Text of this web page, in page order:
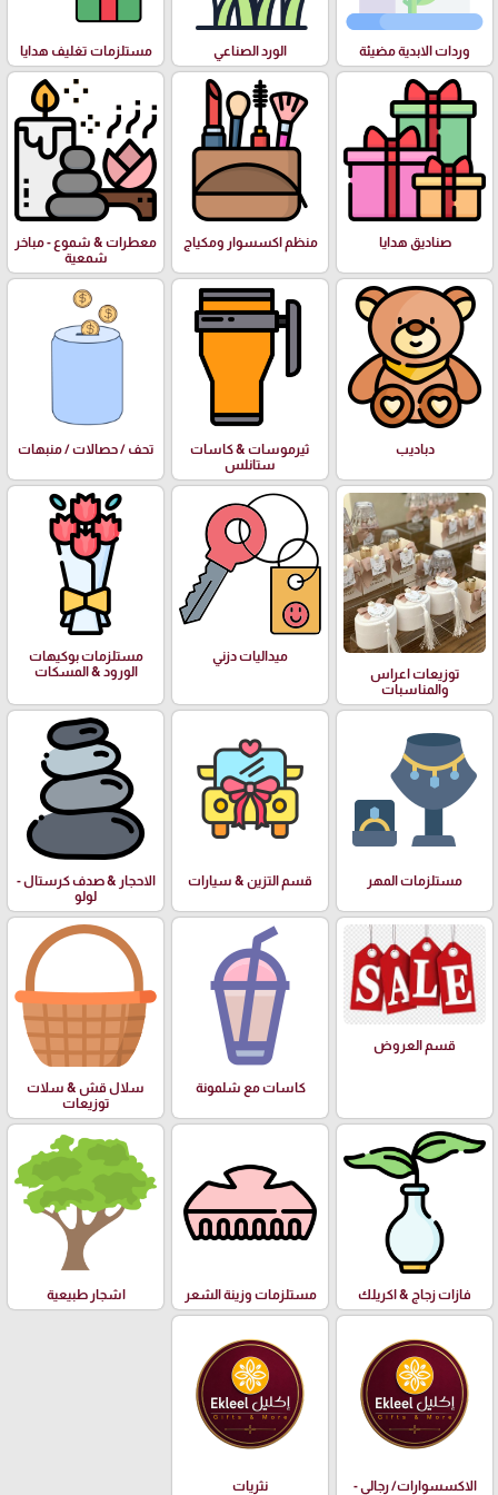
وردات الابدية مضيئة الورد الصناعي مستلزمات تغليف هدايا
صناديق هدايا منظم اكسسوار ومكياج
معطرات & شموع - مباخر
شمعية
دباديب
ثيرموسات & كاسات
ستانلس
تحف / حصالات / منبهات
توزيعات اعراس
والمناسبات
ميداليات دزني
مستلزمات بوكيهات
الورود & المسكات
مستلزمات المهر قسم التزين & سيارات
الاحجار & صدف كرستال -
لولو
قسم العروض
كاسات مع شلمونة
سلال قش & سلات
توزيعات
فازات زجاج & اكريلك مستلزمات وزينة الشعر اشجار طبيعية
الاكسسوارات/ رجالي -
نثريات